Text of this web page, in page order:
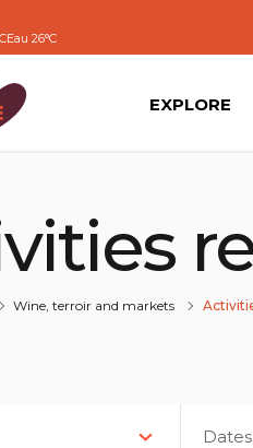
Eau 26°C
EXPLORE
Wine, terroir and markets
Dates